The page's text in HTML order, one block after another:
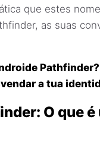
que estes
as suas
a tua
O que